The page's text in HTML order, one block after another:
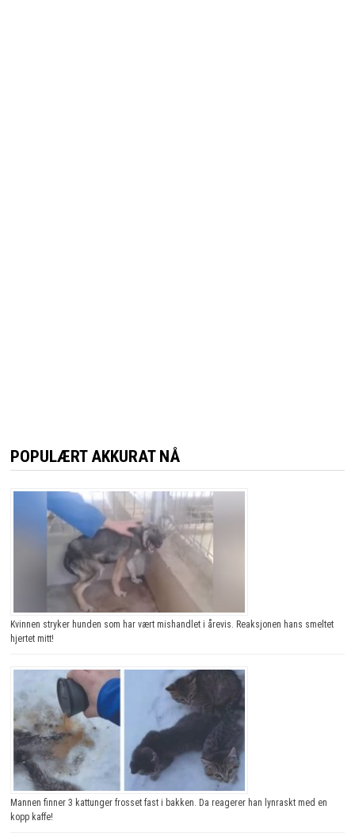
POPULÆRT AKKURAT NÅ
Kvinnen stryker hunden som har vært mishandlet i årevis. Reaksjonen hans smeltet
hjertet mitt!
Mannen finner 3 kattunger frosset fast i bakken. Da reagerer han lynraskt med en
kopp kaffe!